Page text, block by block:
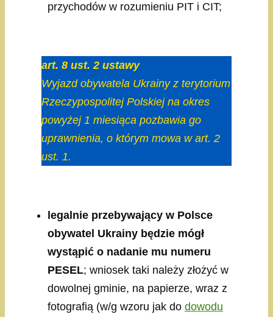
przychodów w rozumieniu PIT i CIT;
art. 8 ust. 2 ustawy
Wyjazd obywatela Ukrainy z terytorium
Rzeczypospolitej Polskiej na okres
powyżej 1 miesiąca pozbawia go
uprawnienia, o którym mowa w art. 2
ust. 1.
legalnie przebywający w Polsce
obywatel Ukrainy będzie mógł
wystąpić o nadanie mu numeru
PESEL; wniosek taki należy złożyć w
dowolnej gminie, na papierze, wraz z
fotografią (w/g wzoru jak do dowodu